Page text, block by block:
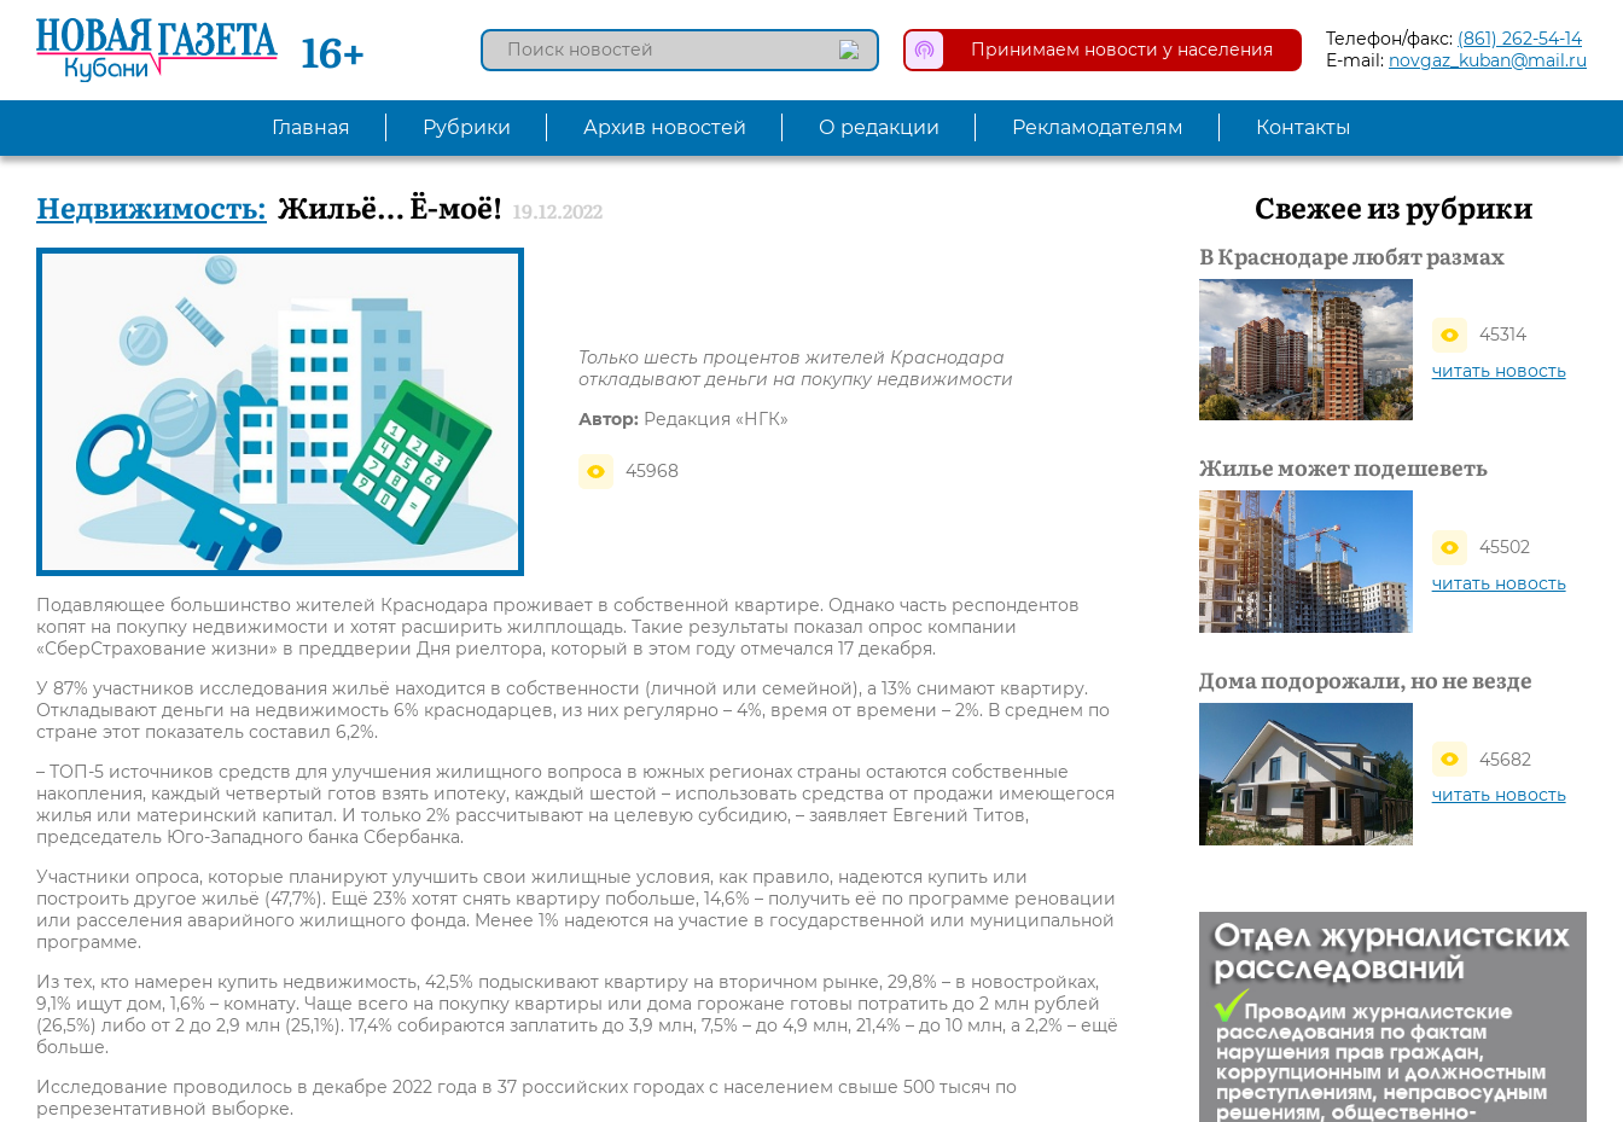
16+ Принимаем новости у населения Телефон/факс: (861) 262-54-14
E-mail: novgaz_kuban@mail.ru
Главная Рубрики Архив новостей О редакции Рекламодателям Контакты
Недвижимость: Жильё… Ё-моё! 19.12.2022
Только шесть процентов жителей Краснодара
откладывают деньги на покупку недвижимости
Автор: Редакция «НГК»
45968
Подавляющее большинство жителей Краснодара проживает в собственной квартире. Однако часть респондентов
копят на покупку недвижимости и хотят расширить жилплощадь. Такие результаты показал опрос компании
«СберСтрахование жизни» в преддверии Дня риелтора, который в этом году отмечался 17 декабря.
У 87% участников исследования жильё находится в собственности (личной или семейной), а 13% снимают квартиру.
Откладывают деньги на недвижимость 6% краснодарцев, из них регулярно – 4%, время от времени – 2%. В среднем по
стране этот показатель составил 6,2%.
– ТОП-5 источников средств для улучшения жилищного вопроса в южных регионах страны остаются собственные
накопления, каждый четвертый готов взять ипотеку, каждый шестой – использовать средства от продажи имеющегося
жилья или материнский капитал. И только 2% рассчитывают на целевую субсидию, – заявляет Евгений Титов,
председатель Юго-Западного банка Сбербанка.
Участники опроса, которые планируют улучшить свои жилищные условия, как правило, надеются купить или
построить другое жильё (47,7%). Ещё 23% хотят снять квартиру побольше, 14,6% – получить её по программе реновации
или расселения аварийного жилищного фонда. Менее 1% надеются на участие в государственной или муниципальной
программе.
Из тех, кто намерен купить недвижимость, 42,5% подыскивают квартиру на вторичном рынке, 29,8% – в новостройках,
9,1% ищут дом, 1,6% – комнату. Чаще всего на покупку квартиры или дома горожане готовы потратить до 2 млн рублей
(26,5%) либо от 2 до 2,9 млн (25,1%). 17,4% собираются заплатить до 3,9 млн, 7,5% – до 4,9 млн, 21,4% – до 10 млн, а 2,2% – ещё
больше.
Исследование проводилось в декабре 2022 года в 37 российских городах с населением свыше 500 тысяч по
репрезентативной выборке.
Свежее из рубрики
В Краснодаре любят размах
45314
читать новость
Жилье может подешеветь
45502
читать новость
Дома подорожали, но не везде
45682
читать новость